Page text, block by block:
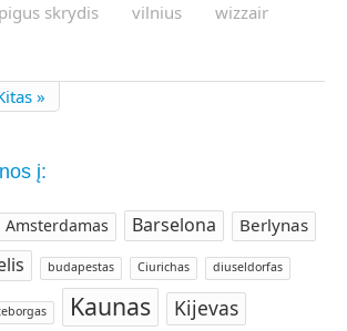
pigus skrydis vilnius wizzair
»
į:
Amsterdamas Barselona Berlynas
budapestas Ciurichas diuseldorfas
Kaunas Kijevas